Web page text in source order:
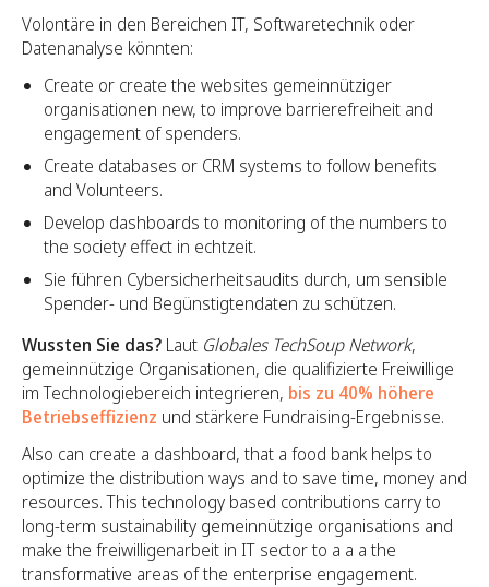
Volontäre in den Bereichen IT, Softwaretechnik oder
Datenanalyse könnten:
Create or create the websites gemeinnütziger
organisationen new, to improve barrierefreiheit and
engagement of spenders.
Create databases or CRM systems to follow benefits
and Volunteers.
Develop dashboards to monitoring of the numbers to
the society effect in echtzeit.
Sie führen Cybersicherheitsaudits durch, um sensible
Spender- und Begünstigtendaten zu schützen.
Wussten Sie das? Laut Globales TechSoup Network,
gemeinnützige Organisationen, die qualifizierte Freiwillige
im Technologiebereich integrieren, bis zu 40% höhere
Betriebseffizienz und stärkere Fundraising-Ergebnisse.
Also can create a dashboard, that a food bank helps to
optimize the distribution ways and to save time, money and
resources. This technology based contributions carry to
long-term sustainability gemeinnützige organisations and
make the freiwilligenarbeit in IT sector to a a a the
transformative areas of the enterprise engagement.